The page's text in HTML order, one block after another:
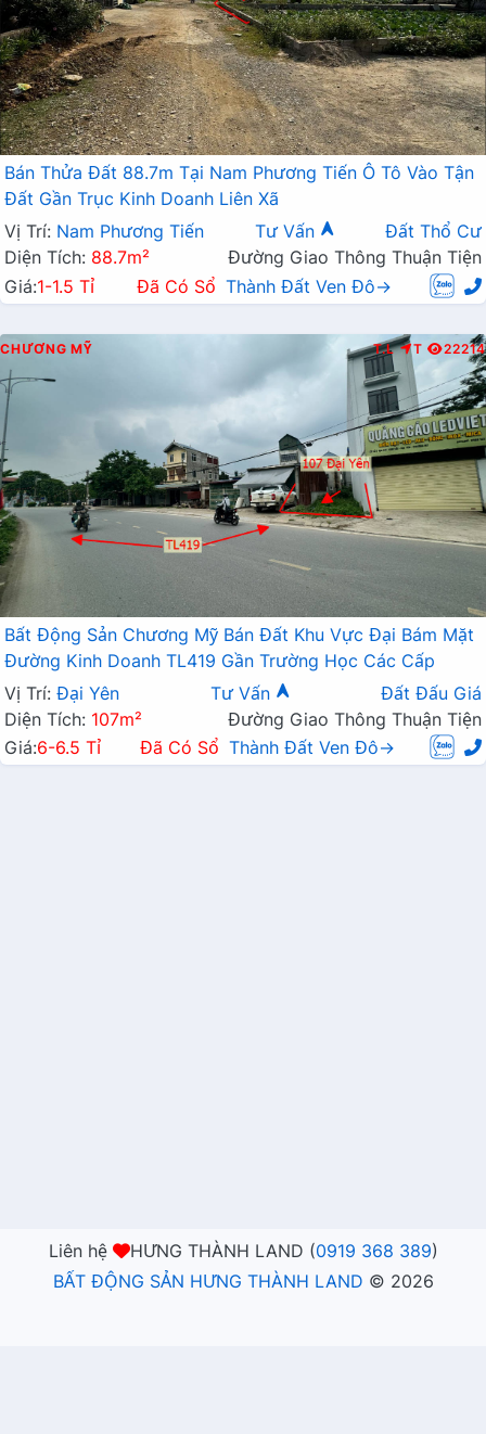
Bán Thửa Đất 88.7m Tại Nam Phương Tiến Ô Tô Vào Tận
Đất Gần Trục Kinh Doanh Liên Xã
Vị Trí: Nam Phương Tiến Tư Vấn
Đất Thổ Cư
Diện Tích: 88.7m²
Đường Giao Thông Thuận Tiện
Giá:1-1.5 Tỉ Đã Có Sổ Thành Đất Ven Đô→
CHƯƠNG MỸ T.L T 22214
Bất Động Sản Chương Mỹ Bán Đất Khu Vực Đại Bám Mặt
Đường Kinh Doanh TL419 Gần Trường Học Các Cấp
Vị Trí: Đại Yên Tư Vấn
Đất Đấu Giá
Diện Tích: 107m²
Đường Giao Thông Thuận Tiện
Giá:6-6.5 Tỉ Đã Có Sổ Thành Đất Ven Đô→
Liên hệ HƯNG THÀNH LAND (0919 368 389)
BẤT ĐỘNG SẢN HƯNG THÀNH LAND © 2026